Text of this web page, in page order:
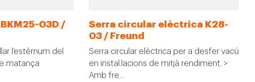
03D /
l’estèrnum del
matança
Serra circular elèctrica K28-
03 / Freund
Serra circular elèctrica per a desfer vacú
en instal.lacions de mitjà rendiment. >
Amb fre…